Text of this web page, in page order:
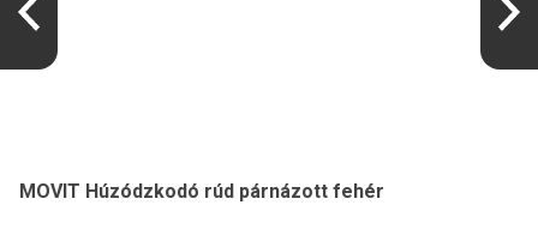
MOVIT Húzódzkodó rúd párnázott fehér